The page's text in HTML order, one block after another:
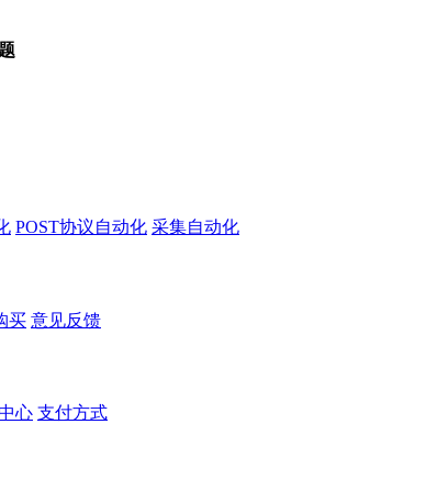
POST协议自动化 采集自动化
买 意见反馈
心 支付方式